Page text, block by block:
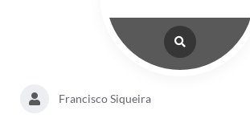
Galeria de FotosFrancisco Siqueira